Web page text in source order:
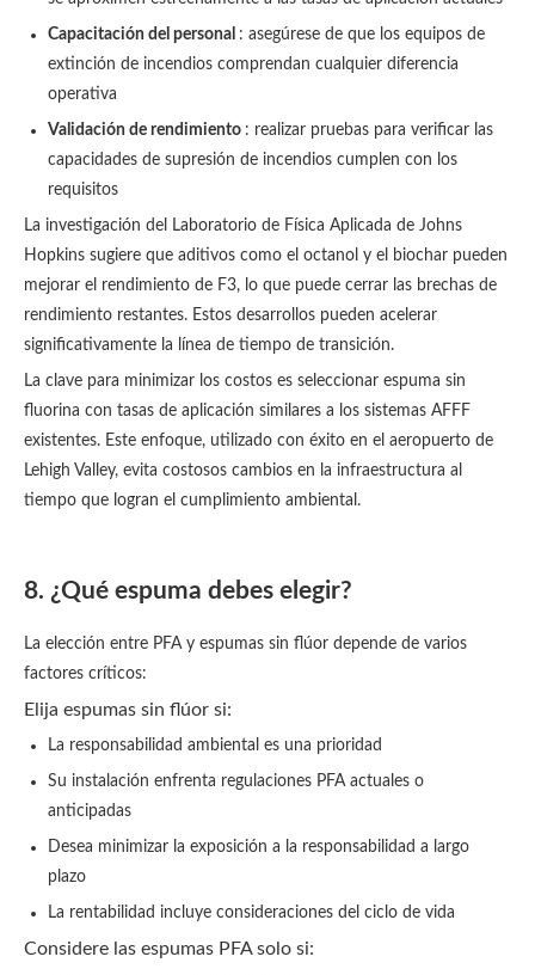
Capacitación del personal : asegúrese de que los equipos de
extinción de incendios comprendan cualquier diferencia
operativa
Validación de rendimiento : realizar pruebas para verificar las
capacidades de supresión de incendios cumplen con los
requisitos
La investigación del Laboratorio de Física Aplicada de Johns
Hopkins sugiere que aditivos como el octanol y el biochar pueden
mejorar el rendimiento de F3, lo que puede cerrar las brechas de
rendimiento restantes. Estos desarrollos pueden acelerar
significativamente la línea de tiempo de transición.
La clave para minimizar los costos es seleccionar espuma sin
fluorina con tasas de aplicación similares a los sistemas AFFF
existentes. Este enfoque, utilizado con éxito en el aeropuerto de
Lehigh Valley, evita costosos cambios en la infraestructura al
tiempo que logran el cumplimiento ambiental.
8. ¿Qué espuma debes elegir?
La elección entre PFA y espumas sin flúor depende de varios
factores críticos:
Elija espumas sin flúor si:
La responsabilidad ambiental es una prioridad
Su instalación enfrenta regulaciones PFA actuales o
anticipadas
Desea minimizar la exposición a la responsabilidad a largo
plazo
La rentabilidad incluye consideraciones del ciclo de vida
Considere las espumas PFA solo si: